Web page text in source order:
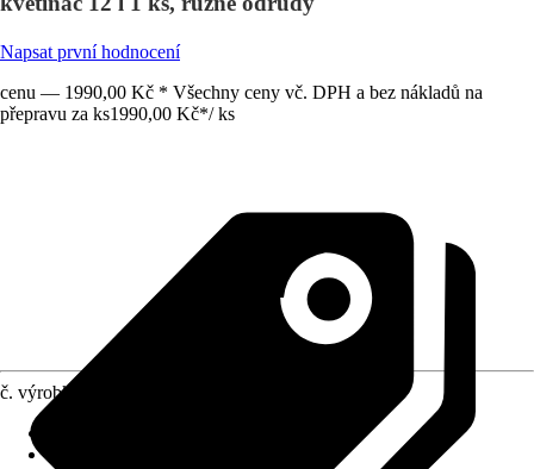
Napsat první hodnocení
cenu — 1990,00 Kč * Všechny ceny vč. DPH a bez nákladů na
přepravu za ks1990,00 Kč*/ ks
č. výrobku